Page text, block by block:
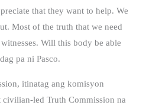
that they want to help. We
Most of the truth that we need
Will this body be able
pa ni Pasco.
itinatag ang komisyon
civilian-led Truth Commission na